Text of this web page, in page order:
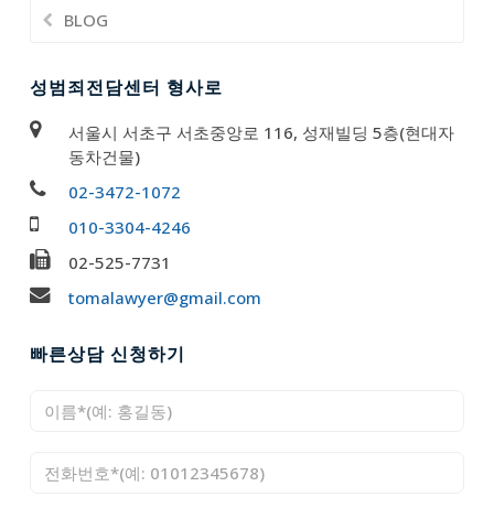
BLOG
성범죄전담센터 형사로
서울시 서초구 서초중앙로 116, 성재빌딩 5층(현대자
동차건물)
02-3472-1072
010-3304-4246
02-525-7731
tomalawyer@gmail.com
빠른상담 신청하기